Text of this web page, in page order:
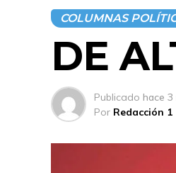
COLUMNAS
DE
Publicado hace 3
Por Redacción 1